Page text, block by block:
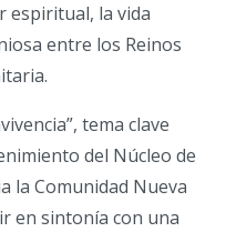
espiritual, la vida
entre los Reinos
tema clave
del Núcleo de
la Comunidad Nueva
en sintonía con una